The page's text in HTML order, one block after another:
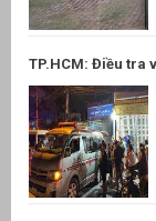
TP.HCM: Điều tra